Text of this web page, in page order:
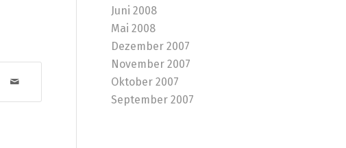
Juni 2008
Mai 2008
Dezember 2007
November 2007
Oktober 2007
September 2007